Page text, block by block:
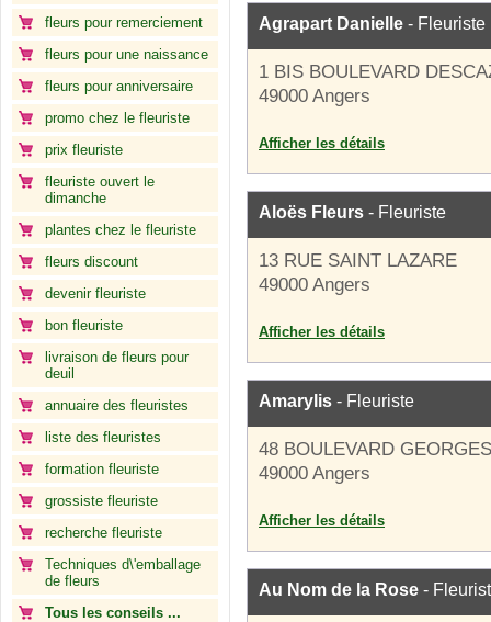
fleurs pour remerciement
fleurs pour une naissance
fleurs pour anniversaire
promo chez le fleuriste
prix fleuriste
fleuriste ouvert le
dimanche
plantes chez le fleuriste
fleurs discount
devenir fleuriste
bon fleuriste
livraison de fleurs pour
deuil
annuaire des fleuristes
liste des fleuristes
formation fleuriste
grossiste fleuriste
recherche fleuriste
Techniques d\'emballage
de fleurs
Tous les conseils ...
Agrapart Danielle - Fleuriste
1 BIS BOULEVARD
49000 Angers
Afficher les détails
Aloës Fleurs - Fleuriste
13 RUE SAINT LAZARE
49000 Angers
Afficher les détails
Amarylis - Fleuriste
48 BOULEVARD
49000 Angers
Afficher les détails
Au Nom de la Rose -